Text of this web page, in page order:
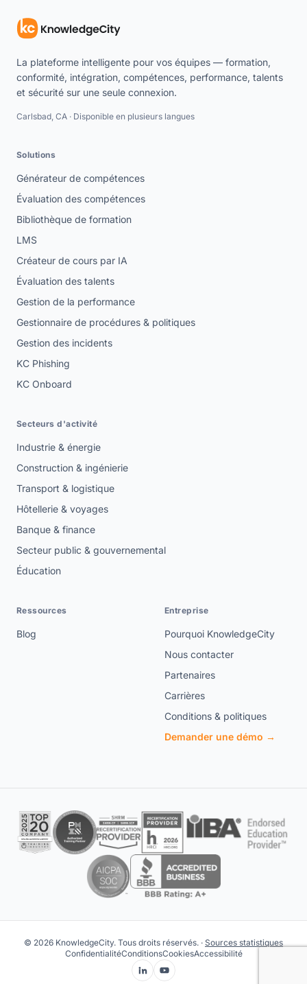
La plateforme intelligente pour vos équipes — formation,
conformité, intégration, compétences, performance, talents
et sécurité sur une seule connexion.
Carlsbad, CA · Disponible en plusieurs langues
Solutions
Générateur de compétences
Évaluation des compétences
Bibliothèque de formation
LMS
Créateur de cours par IA
Évaluation des talents
Gestion de la performance
Gestionnaire de procédures & politiques
Gestion des incidents
KC Phishing
KC Onboard
Secteurs d'activité
Industrie & énergie
Construction & ingénierie
Transport & logistique
Hôtellerie & voyages
Banque & finance
Secteur public & gouvernemental
Éducation
Ressources
Blog
Entreprise
Pourquoi KnowledgeCity
Nous contacter
Partenaires
Carrières
Conditions & politiques
Demander une démo →
© 2026 KnowledgeCity. Tous droits réservés. · Sources statistiques
ConfidentialitéConditionsCookiesAccessibilité